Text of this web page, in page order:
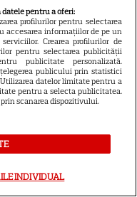
ce a
pentru a oferi:
profilurilor pentru selectarea
accesarea informațiilor de pe un
Crearea profilurilor de
pentru selectarea publicității
publicitate personalizată.
publicului prin statistici
datelor limitate pentru a
pentru a selecta publicitatea.
scanarea dispozitivului.
INDIVIDUAL